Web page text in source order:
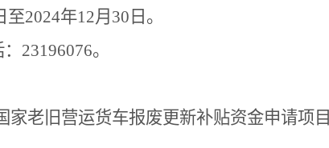
至2024年12月 30 日。
23196076。
家老旧营运货车报废更新补贴资金申请项目